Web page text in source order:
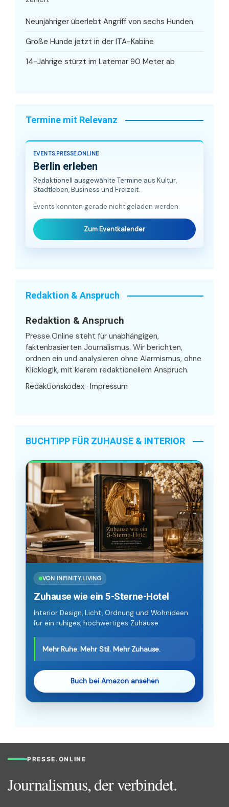
Neunjähriger überlebt Angriff von sechs Hunden
Große Hunde jetzt in der ITA-Kabine
14-Jährige stürzt im Latemar 90 Meter ab
Termine mit Relevanz
EVENTS.PRESSE.ONLINE
Berlin erleben
Redaktionell ausgewählte Termine aus Kultur,
Stadtleben, Business und Freizeit.
Events konnten gerade nicht geladen werden.
Zum Eventkalender
Redaktion & Anspruch
Redaktion & Anspruch
Presse.Online steht für unabhängigen,
faktenbasierten Journalismus. Wir berichten,
ordnen ein und analysieren ohne Alarmismus, ohne
Klicklogik, mit klarem redaktionellem Anspruch.
Redaktionskodex · Impressum
BUCHTIPP FÜR ZUHAUSE & INTERIOR
VON INFINITY.LIVING
Zuhause wie ein 5-Sterne-Hotel
Interior Design, Licht, Ordnung und Wohnideen
für ein ruhiges, hochwertiges Zuhause.
Mehr Ruhe. Mehr Stil. Mehr Zuhause.
Buch bei Amazon ansehen
PRESSE.ONLINE
Journalismus, der verbindet.